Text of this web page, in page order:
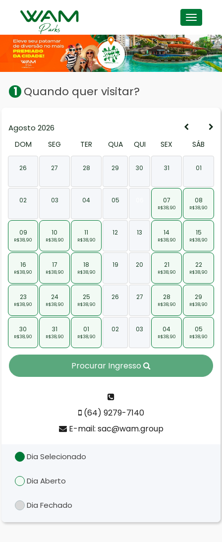
WAM GROUP
PARQUES
WAM PASS
1 Quando quer visitar?
Agosto 2026
DOM SEG TER QUA QUI SEX SÁB
26 27 28 29 30 31 01
02 03 04 05 07
R$38,90
08
R$38,90
09
R$38,90
10
R$38,90
11
R$38,90
12 13 14
R$38,90
15
R$38,90
16
R$38,90
17
R$38,90
18
R$38,90
19 20 21
R$38,90
22
R$38,90
23
R$38,90
24
R$38,90
25
R$38,90
26 27 28
R$38,90
29
R$38,90
30
R$38,90
31
R$38,90
01
R$38,90
02 03 04
R$38,90
05
R$38,90
Procurar Ingresso
(64) 9279-7140
E-mail: sac@wam.group
Dia Selecionado
Dia Aberto
Dia Fechado